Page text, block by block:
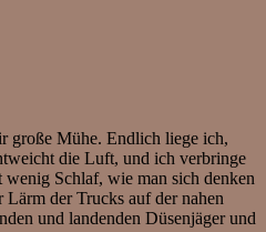
große Mühe. Endlich liege ich,
die Luft, und ich verbringe
Schlaf, wie man sich denken
Lärm der Trucks auf der nahen
und landenden Düsenjäger und